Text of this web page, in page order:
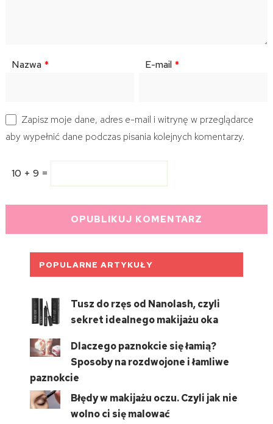
Nazwa * E-mail *
Zapisz moje dane, adres e-mail i witrynę w przeglądarce
aby wypełnić dane podczas pisania kolejnych komentarzy.
10 + 9 =
POPULARNE ARTYKUŁY
Tusz do rzęs od Nanolash, czyli
sekret idealnego makijażu oka
Dlaczego paznokcie się łamią?
Sposoby na rozdwojone i łamliwe
paznokcie
Błędy w makijażu oczu. Czyli jak nie
wolno ci się malować